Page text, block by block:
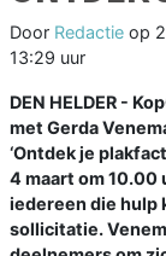
Door Redactie op
13:29 uur
DEN HELDER -
met Gerda
‘Ontdek je
4 maart om 10.00
iedereen die hulp
sollicitatie.